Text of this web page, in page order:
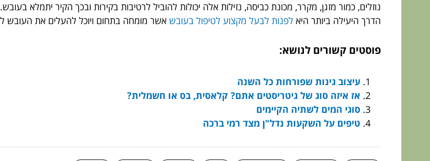
נוזלים, כמור מזגן, מקרר, מכונת כביסה, נזילות אלה יכולות להוביל לרטיבות בקירות ובכך הקיר יתמלא
הדרך היעילה ביותר היא לפנות לבעל מקצוע לטיפול בעובש אשר מומחה בתחום ויוכל להעלים את העובש
פוסטים קשורים לנושא:
עיצוב גינות שפורחות כל השנה
אז איזה סוג של גיטריסטים אתם? קלאסית, בס או חשמלית?
סוגי המים לשתיה הקיימים
טיפים על השקעות נדל"ן מצד רמי ברכה